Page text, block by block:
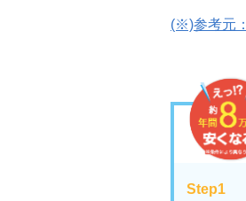
(※)参考元
Step1